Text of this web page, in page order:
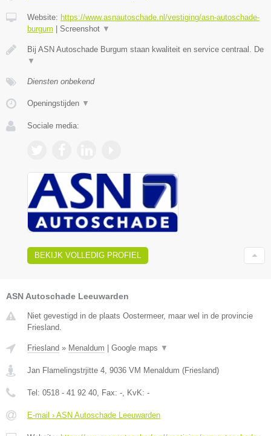
Website: https://www.asnautoschade.nl/vestiging/asn-autoschade-
burgum | Screenshot ▼
Bij ASN Autoschade Burgum staan kwaliteit en service centraal. De
▼
Diensten onbekend
Openingstijden ▼
Sociale media:
BEKIJK VOLLEDIG PROFIEL
ASN Autoschade Leeuwarden
Niet gevestigd in de plaats Oostermeer, maar wel in de provincie
Friesland.
Friesland » Menaldum Google maps ▼
Jan Flamelingstrjitte 4 9036 VM Menaldum (Friesland)
Tel: 0518 - 41 92 40 , Fax: - , KvK: -
E-mail › ASN Autoschade Leeuwarden